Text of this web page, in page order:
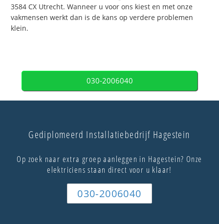
3584 CX Utrecht. Wanneer u voor ons kiest en met onze
vakmensen werkt dan is de kans op verdere problemen
klein.
030-2006040
Gediplomeerd Installatiebedrijf Hagestein
Op zoek naar extra groep aanleggen in Hagestein? Onze
elektriciens staan direct voor u klaar!
030-2006040